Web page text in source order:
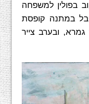
בפולין למשפחה
במתנה קופסת
ובערב צייר